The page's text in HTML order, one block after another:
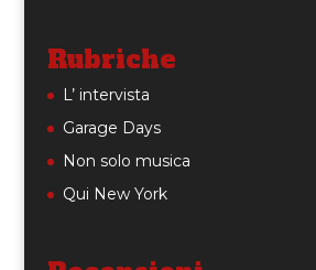
Rubriche
L’ intervista
Garage Days
Non solo musica
Qui New York